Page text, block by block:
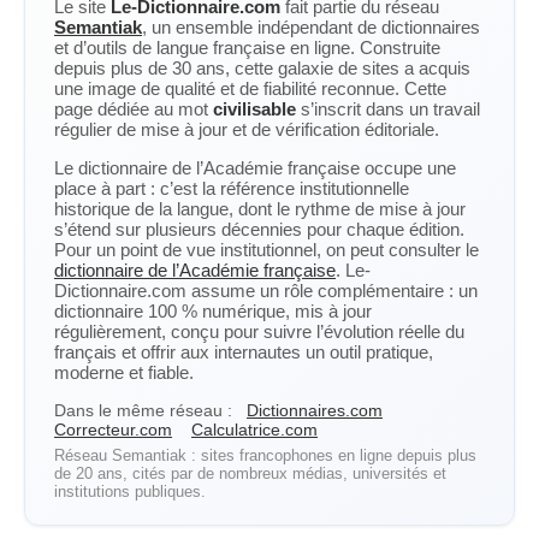
Le site Le-Dictionnaire.com fait partie du réseau
Semantiak, un ensemble indépendant de dictionnaires
et d’outils de langue française en ligne. Construite
depuis plus de 30 ans, cette galaxie de sites a acquis
une image de qualité et de fiabilité reconnue. Cette
page dédiée au mot civilisable s’inscrit dans un travail
régulier de mise à jour et de vérification éditoriale.
Le dictionnaire de l’Académie française occupe une
place à part : c’est la référence institutionnelle
historique de la langue, dont le rythme de mise à jour
s’étend sur plusieurs décennies pour chaque édition.
Pour un point de vue institutionnel, on peut consulter le
dictionnaire de l’Académie française. Le-
Dictionnaire.com assume un rôle complémentaire : un
dictionnaire 100 % numérique, mis à jour
régulièrement, conçu pour suivre l’évolution réelle du
français et offrir aux internautes un outil pratique,
moderne et fiable.
Dans le même réseau :
Dictionnaires.com
Correcteur.com
Calculatrice.com
Réseau Semantiak : sites francophones en ligne depuis plus
de 20 ans, cités par de nombreux médias, universités et
institutions publiques.